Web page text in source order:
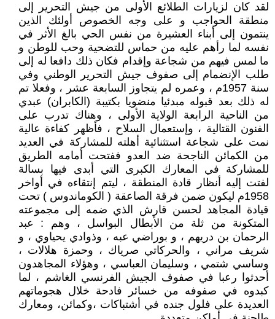
لقد كان لزيارات الطلائع الأولى من جيش التحرير إلى
منطقة الحواجب و على وجه الخصوص أولئك الذين
ينتمون إلى أبناء العشيرة من نفس الحي بالغ الأثر في
نفسه لما رأهم عليه من حماس للتضحية وحب للوطن و
ما لمس فيهم من شجاعة وإقدام فكان ذلك دافعا له إلى
طلب الإنضمام إلى صفوف جيش التحرير الوطني وفي
سنة 1957م ، وعمره لم يتجاوز السابعة عشر ، وفعلا تم
له ذلك بعد قبوله مبدئيا منضويا بكتيبة (الكابران) عبدي
من الناحية الرابعة الولاية الأولى ، وهناك تدرب على
الفنون القتالية ، وإستعمال السلاح ، فأظهر كفاءة عالية
نمت على شجاعة استثنائية أهلته للمشاركة في العديد
من الكمائن الناجحة ضد العدو ففتحت أمامه الطريق
للمشاركة في المعارك الكبرى التي أبدى فيها بسالة
لفتت إليه أنظار قادة المنطقة ، ليتم إنتقاءه في أواخر
1958م ليكون ضمن فرقة الصاعقة ( الكوماندوس ) تحت
قيادة المجاهد لحسن قارش الذي ضمه إلى مجموعته
المتكونة من ثلة من الأبطال البواسل ، وهم : عبد
الرحمان بن دريهم ، و بوراضي عبه ، وذوادي يحياوي ، و
شريف مراني ، والحركاتي صرياك ، وحمزة هلالات ،
وساسي شتمي ، وسليمان العباسي ، وهؤلاء المجاهدون
أحدثوا رعبا في صفوف الجيش الفرنسي الغاشم ، لما
كبدوه في صفوفه من خسائر فادحة خلال هجوماتهم
العديدة على فلول جنده في أشتباكات ،وكمائن، ومعارك